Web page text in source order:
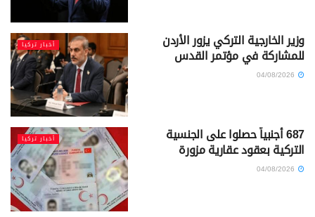
أخبار تركيا وزير الخارجية التركي يزور الأردن
للمشاركة في مؤتمر القدس
أخبار تركيا 687 أجنبياً حصلوا على الجنسية
التركية بعقود عقارية مزورة